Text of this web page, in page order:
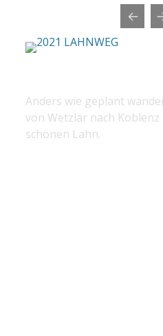
Anders wie geplant
von Wetzlar nach
schönen Lahn.